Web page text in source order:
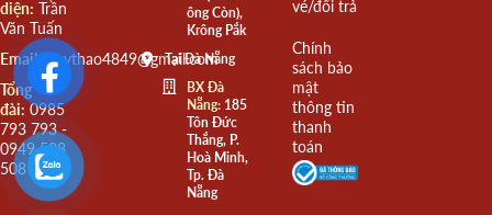
diện: Trần
Văn Tuấn
Email: quythao4849@gmail.com
Tổng
đài: 0985
793 793 -
0949 508
508
ông Còn),
Krông Pắk
Tại Đà Nẵng
BX Đà
Nẵng:185
Tôn Đức
Thắng, P.
Hoà Minh,
Tp. Đà
Nẵng
vé/đổi trả
Chính
sách bảo
mật
thông tin
thanh
toán